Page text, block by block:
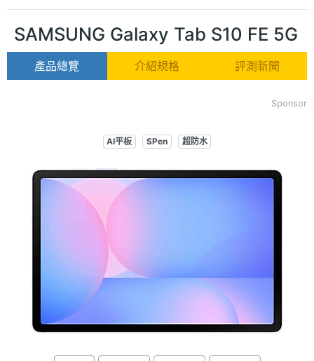
SAMSUNG Galaxy Tab S10 FE 5G
產品總覽 介紹規格 評測新聞
Sponsor
AI平板 SPen 超防水